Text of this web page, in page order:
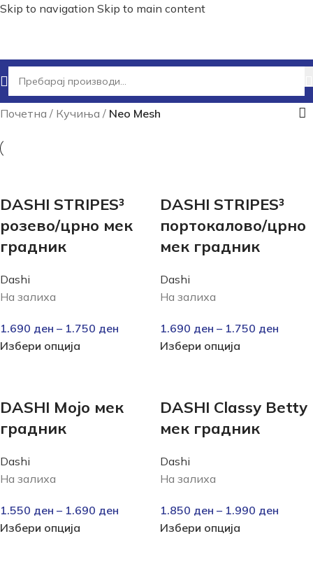
Skip to navigation Skip to main content
Почетна / Кучиња / Neo Mesh
DASHI STRIPES³
розево/црно мек
градник
Dashi
На залиха
1.690 ден – 1.750 ден
Избери опција
DASHI STRIPES³
портокалово/црно
мек градник
Dashi
На залиха
1.690 ден – 1.750 ден
Избери опција
DASHI Mojo мек
градник
Dashi
На залиха
1.550 ден – 1.690 ден
Избери опција
DASHI Classy Betty
мек градник
Dashi
На залиха
1.850 ден – 1.990 ден
Избери опција